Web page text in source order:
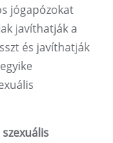
jógapózokat
javíthatják a
és javíthatják